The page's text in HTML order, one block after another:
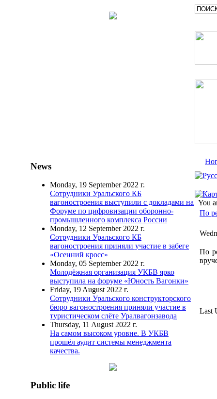
News
Monday, 19 September 2022 г.
Сотрудники Уральского КБ
вагоностроения выступили с докладами на
Форуме по цифровизации оборонно-
промышленного комплекса России
Monday, 12 September 2022 г.
Сотрудники Уральского КБ
вагоностроения приняли участие в забеге
«Осенний кросс»
Monday, 05 September 2022 г.
Молодёжная организация УКБВ ярко
выступила на форуме «Юность Вагонки»
Friday, 19 August 2022 г.
Сотрудники Уральского конструкторского
бюро вагоностроения приняли участие в
туристическом слёте Уралвагонзавода
Thursday, 11 August 2022 г.
На самом высоком уровне. В УКБВ
прошёл аудит системы менеджмента
качества.
Public life
You
По
По
Last